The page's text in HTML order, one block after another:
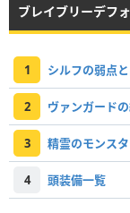
ブレイブリーデフ
1 シルフの弱点
2 ヴァンガード
3 精霊のモンス
4 頭装備一覧